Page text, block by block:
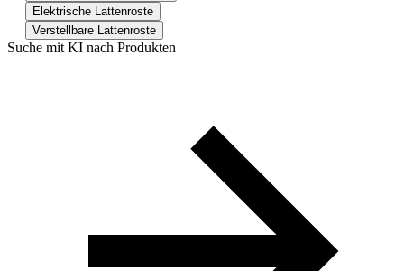
Elektrische Lattenroste
Verstellbare Lattenroste
Suche mit KI nach Produkten